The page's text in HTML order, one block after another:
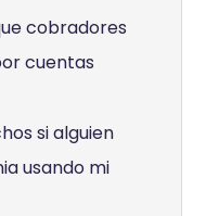
cobradores
cuentas
si alguien
usando mi